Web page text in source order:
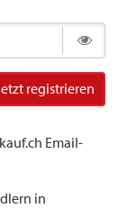
registrieren
Email-
in